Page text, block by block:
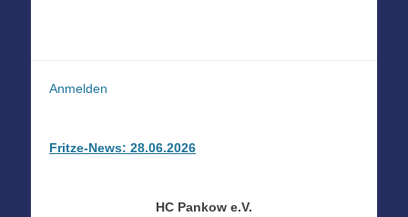
Anmelden
Fritze-News: 28.06.2026
HC Pankow e.V.